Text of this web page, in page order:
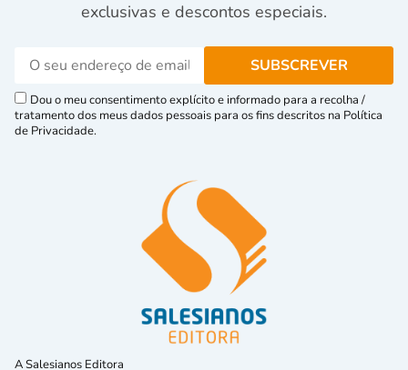
exclusivas e descontos especiais.
Dou o meu consentimento explícito e informado para a recolha /
tratamento dos meus dados pessoais para os fins descritos na Política
de Privacidade.
A Salesianos Editora